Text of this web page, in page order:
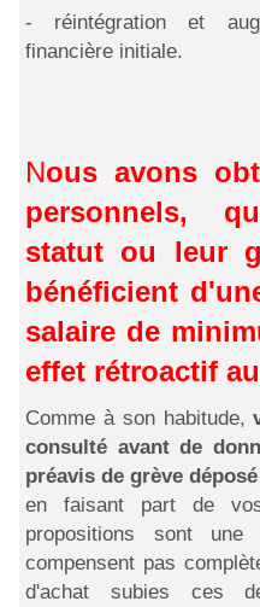
- réintégration et
financière initiale.
Nous avons
personnels,
statut ou leur
bénéficient
salaire de
effet rétroactif
Comme à son habitude,
consulté avant de
préavis de grève
en faisant part de
propositions sont
compensent pas
d'achat subies ces